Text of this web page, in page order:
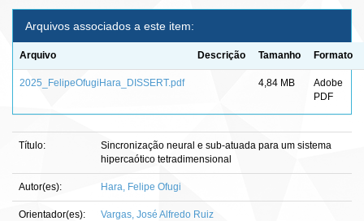
Arquivos associados a este item:
Arquivo Descrição Tamanho Formato
2025_FelipeOfugiHara_DISSERT.pdf 4,84 MB
Adobe
PDF
Título:
Sincronização neural e sub-atuada para um sistema
hipercaótico tetradimensional
Autor(es): Hara, Felipe Ofugi
Orientador(es): Vargas, José Alfredo Ruiz